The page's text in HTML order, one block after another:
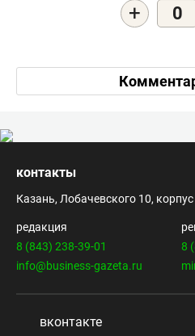
+ 0
контакты
Казань, Лобачевского 10, корпус
редакция
8 (843) 238-39-01
info@business-gazeta.ru
8
вконтакте